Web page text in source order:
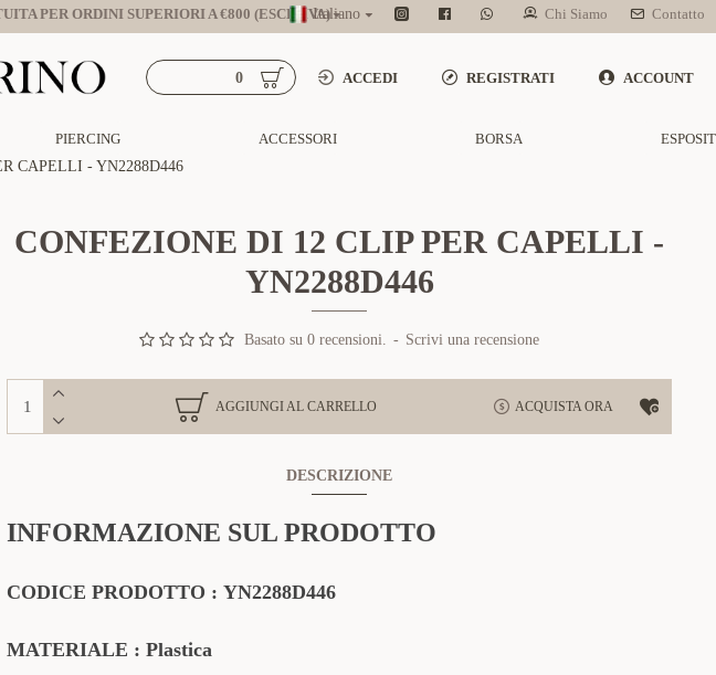
PER ORDINI SUPERIORI A €800 (ESCL. IVA)Italiano Chi Siamo Contatto
ACCEDI REGISTRATI ACCOUNT
0
PIERCING ACCESSORI BORSA
CAPELLI - YN2288D446
CONFEZIONE DI 12 CLIP PER CAPELLI -
YN2288D446
Basato su 0 recensioni. - Scrivi una recensione
AGGIUNGI AL CARRELLO ACQUISTA ORA
DESCRIZIONE
INFORMAZIONE SUL PRODOTTO
CODICE PRODOTTO : YN2288D446
MATERIALE : Plastica